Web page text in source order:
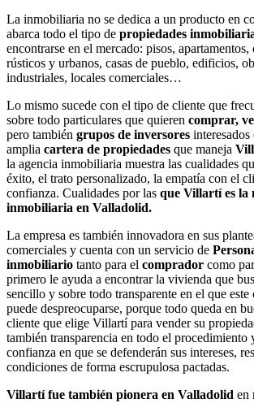
La inmobiliaria no se dedica a un producto en
abarca todo el tipo de propiedades
encontrarse en el mercado: pisos, apartamentos,
rústicos y urbanos, casas de pueblo, edificios,
industriales, locales comerciales…
Lo mismo sucede con el tipo de cliente que
sobre todo particulares que quieren comprar,
pero también grupos de inversores interesados
amplia cartera de propiedades que maneja
la agencia inmobiliaria muestra las cualidades
éxito, el trato personalizado, la empatía con el
confianza. Cualidades por las que Villartí es la
inmobiliaria en Valladolid.
La empresa es también innovadora en sus
comerciales y cuenta con un servicio de
inmobiliario tanto para el comprador como
primero le ayuda a encontrar la vivienda que
sencillo y sobre todo transparente en el que este
puede despreocuparse, porque todo queda en
cliente que elige Villartí para vender su
también transparencia en todo el procedimiento
confianza en que se defenderán sus intereses,
condiciones de forma escrupulosa pactadas.
Villartí fue también pionera en Valladolid en